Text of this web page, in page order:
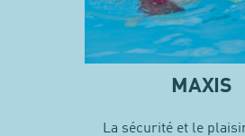
MAXIS
La sécurité et le